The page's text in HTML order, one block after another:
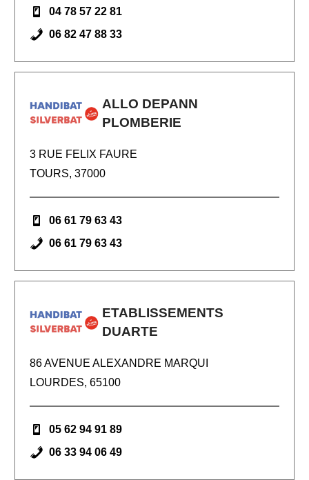
04 78 57 22 81
06 82 47 88 33
ALLO DEPANN
PLOMBERIE
3 RUE FELIX FAURE
TOURS, 37000
06 61 79 63 43
06 61 79 63 43
ETABLISSEMENTS
DUARTE
86 AVENUE ALEXANDRE MARQUI
LOURDES, 65100
05 62 94 91 89
06 33 94 06 49